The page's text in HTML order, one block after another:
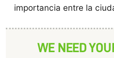
importancia entre la
WE NEED